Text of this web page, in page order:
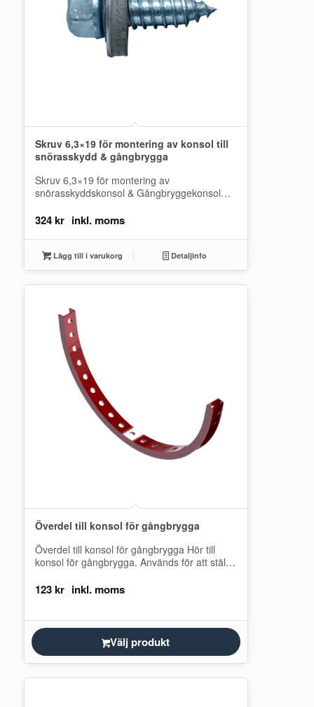
Skruv 6,3×19 för montering av konsol till
snörasskydd & gångbrygga
Skruv 6,3×19 för montering av
snörasskyddskonsol & Gångbryggekonsol
skruvar. Rostfri plåtskruv som används för…
324kr
Lägg till i varukorg Detaljinfo
Överdel till konsol för gångbrygga
Överdel till konsol för gångbrygga Hör till
konsol för gångbrygga. Används för att ställa
123kr
Välj produkt